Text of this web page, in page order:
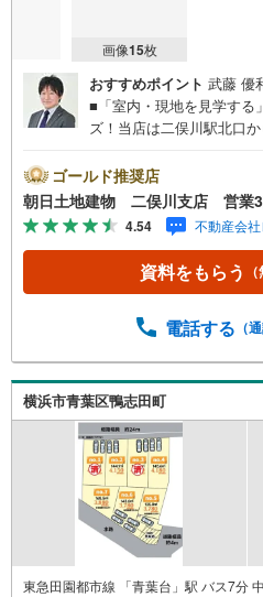
画像15枚
おすすめポイント 武藤 優
■「室内・現地を見学する
ズ！当店は二俣川駅北口
ーナーなど、お子様にも
テレワークで作業効率の
るためにONとOFFを切り
せマイホームを！■ 住宅ロ
選びはフィーリングも大
じてみましょう。営業ス
そうですが住まい選びは
情報ですお客様のこだわ
時にはお車の無料提携駐
タッフまでお問合せくだ
パー、ドラックストア等
件レポート」お渡します■
自宅や指定場所から無料送
ゴールド推奨店
朝日土地建物 二俣川支店 営業
4.54 不動産会
資料をもらう
電話する （
横浜市青葉区鴨志田町
東急田園都市線 「青葉台」駅 バス7分